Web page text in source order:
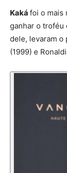
Kaká foi o mais
ganhar o troféu
dele, levaram o
(1999) e